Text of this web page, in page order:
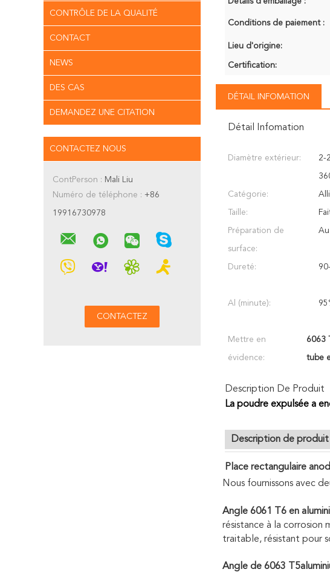
CONTRÔLE DE LA QUALITÉ
CONTACT
NEWS
DES CAS
DEMANDEZ UNE CITATION
CONTACTEZ NOUS
ContPerson : Mali Liu
Numéro de téléphone : +86
19916730978
Conditions de paiement :
Lieu d'origine:
Certification:
DÉTAIL INFOMATION
Détail Infomation
Diamètre extérieur: 2-
Catégorie:
Taille:
Préparation de
surface:
Dureté:
Al (minute):
Mettre en
évidence:
6063
tube
Description De Produit
La poudre expulsée a
Description de produit
Place rectangulaire
Nous fournissons avec
Angle 6061 T6 en
résistance à la corrosion
traitable, résistant pour
Angle de 6063